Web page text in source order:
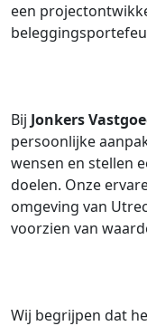
een
Bij Jonkers
persoonlijke
wensen en stellen
doelen. Onze
omgeving van
voorzien van
Wij begrijpen dat